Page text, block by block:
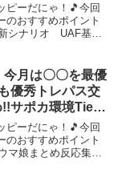
ピーだにゃ！🎵今回
のおすすめポイント
シナリオ UAF基本
＿＿＿＿＿＿＿＿＿
今月は〇〇を最優
優秀トレパス交
サポカ環境Tier/
【ウマ娘 新
ピーだにゃ！🎵今回
のおすすめポイント
マ娘まとめ反応集や